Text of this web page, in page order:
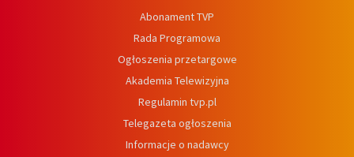
Abonament TVP
Rada Programowa
Ogłoszenia przetargowe
Akademia Telewizyjna
Regulamin tvp.pl
Telegazeta ogłoszenia
Informacje o nadawcy